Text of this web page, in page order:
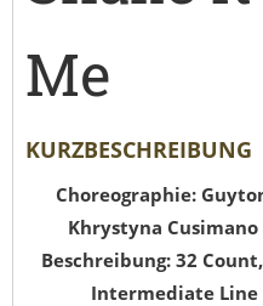
Me
KURZBESCHREIBUNG
Choreographie:
Khrystyna Cusimano
Beschreibung: 32
Intermediate Line